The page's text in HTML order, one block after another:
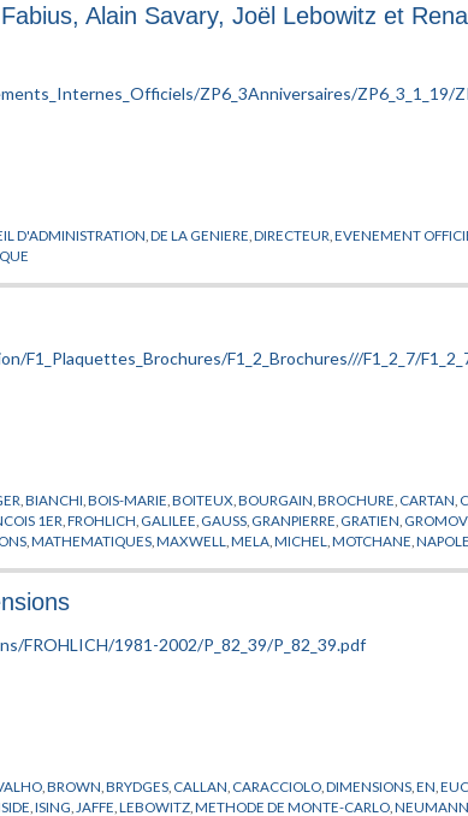
Alain Savary, Joël Lebowitz et
D'ADMINISTRATION ,DE LA GENIERE ,DIRECTEUR ,EVENEMENT
,BIANCHI ,BOIS-MARIE ,BOITEUX ,BOURGAIN ,BROCHURE CARTAN
1ER ,FROHLICH GALILEE GAUSS GRANPIERRE GRATIEN GROMOV
,MATHEMATIQUES ,MAXWELL ,MELA ,MICHEL ,MOTCHANE ,
,BROWN ,BRYDGES CALLAN CARACCIOLO ,DIMENSIONS ,EN ,
,ISING JAFFE ,LEBOWITZ ,METHODE DE MONTE-CARLO ,NEUMANN